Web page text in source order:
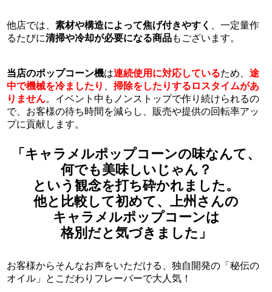
他店では、素材や構造によって焦げ付きやすく 、一定量作
るたびに清掃や冷却が必要になる商品もございます。
当店のポップコーン機は連続使用に対応しているため、途
中で機械を冷ましたり 、掃除をしたりするロスタイムがあ
りません。イベント中もノンストップで作り続けられるの
で、お客様の待ち時間を減らし、販売や提供の回転率アッ
プに貢献します。
「キャラメルポップコーンの味なんて、
何でも美味しいじゃん？
という観念を打ち砕かれました。
他と比較して初めて、上州さんの
キャラメルポップコーンは
格別だと気づきました」
お客様からそんなお声をいただける、独自開発の「秘伝の
オイル」とこだわりフレーバーで大人気！